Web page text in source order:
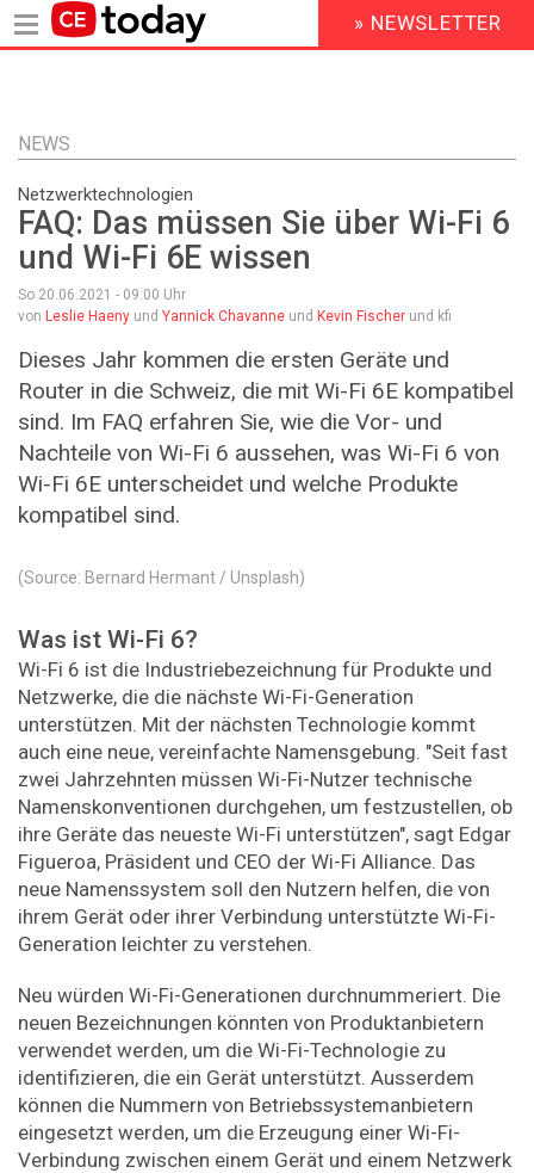
Inhalt
HEADER
MENU
» NEWSLETTER
NEWS
Netzwerktechnologien
FAQ: Das müssen Sie über Wi-Fi 6
und Wi-Fi 6E wissen
So 20.06.2021 - 09:00 Uhr
von Leslie Haeny und Yannick Chavanne und Kevin Fischer und kfi
Dieses Jahr kommen die ersten Geräte und
Router in die Schweiz, die mit Wi-Fi 6E kompatibel
sind. Im FAQ erfahren Sie, wie die Vor- und
Nachteile von Wi-Fi 6 aussehen, was Wi-Fi 6 von
Wi-Fi 6E unterscheidet und welche Produkte
kompatibel sind.
(Source: Bernard Hermant / Unsplash)
Was ist Wi-Fi 6?
Wi-Fi 6 ist die Industriebezeichnung für Produkte und
Netzwerke, die die nächste Wi-Fi-Generation
unterstützen. Mit der nächsten Technologie kommt
auch eine neue, vereinfachte Namensgebung. "Seit fast
zwei Jahrzehnten müssen Wi-Fi-Nutzer technische
Namenskonventionen durchgehen, um festzustellen, ob
ihre Geräte das neueste Wi-Fi unterstützen", sagt Edgar
Figueroa, Präsident und CEO der Wi-Fi Alliance. Das
neue Namenssystem soll den Nutzern helfen, die von
ihrem Gerät oder ihrer Verbindung unterstützte Wi-Fi-
Generation leichter zu verstehen.
Neu würden Wi-Fi-Generationen durchnummeriert. Die
neuen Bezeichnungen könnten von Produktanbietern
verwendet werden, um die Wi-Fi-Technologie zu
identifizieren, die ein Gerät unterstützt. Ausserdem
können die Nummern von Betriebssystemanbietern
eingesetzt werden, um die Erzeugung einer Wi-Fi-
Verbindung zwischen einem Gerät und einem Netzwerk